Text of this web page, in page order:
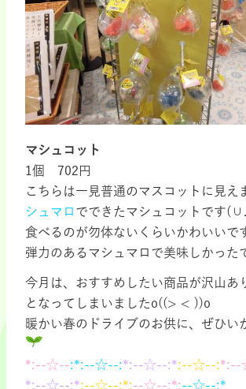
マシュコット
1個 702円
こちらは一見普通のマスコットに見え
シュマロ でできたマシュコットです
食べるのが勿体ないくらいかわいいで
今月は、おすすめしたい商品が沢山あ
となってしまいましたo((> < ))o
暖かい春のドライブのお供に、ぜひい
*:--☆--:*:--☆--:*:--☆--:*:--☆--:*:--
*:--☆--:*:--☆--:*:--☆--:*:--☆--:*